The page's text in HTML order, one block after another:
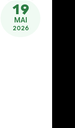
19
MAI
2026